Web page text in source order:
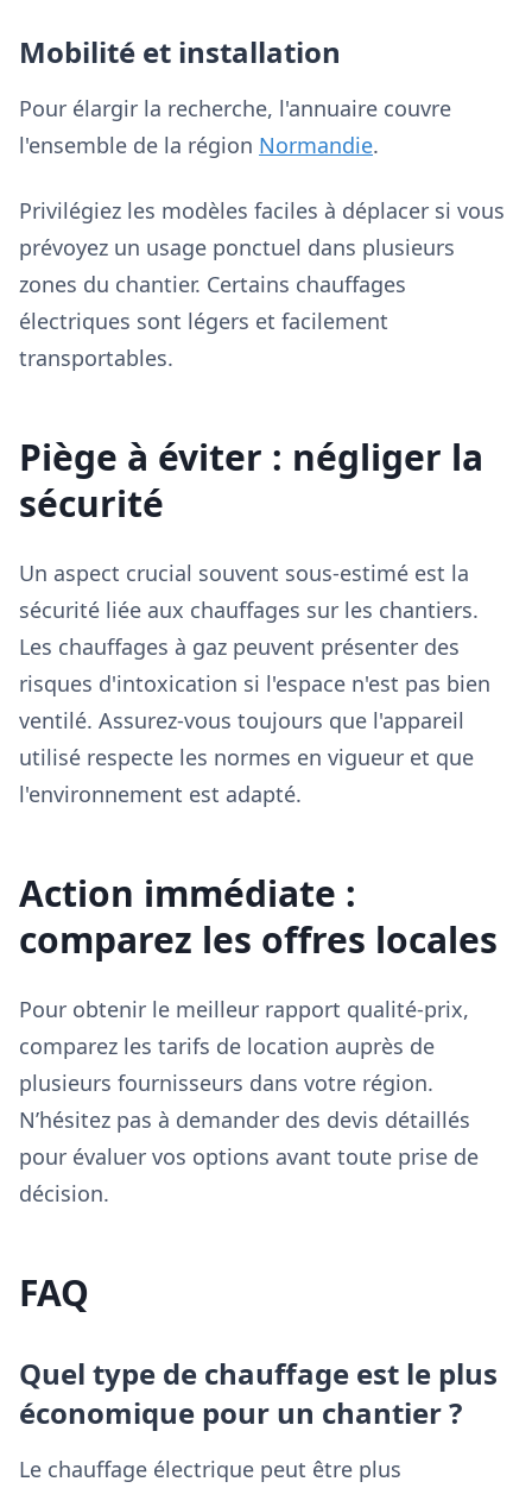
Mobilité et installation
Pour élargir la recherche, l'annuaire couvre
l'ensemble de la région Normandie.
Privilégiez les modèles faciles à déplacer si vous
prévoyez un usage ponctuel dans plusieurs
zones du chantier. Certains chauffages
électriques sont légers et facilement
transportables.
Piège à éviter : négliger la
sécurité
Un aspect crucial souvent sous-estimé est la
sécurité liée aux chauffages sur les chantiers.
Les chauffages à gaz peuvent présenter des
risques d'intoxication si l'espace n'est pas bien
ventilé. Assurez-vous toujours que l'appareil
utilisé respecte les normes en vigueur et que
l'environnement est adapté.
Action immédiate :
comparez les offres locales
Pour obtenir le meilleur rapport qualité-prix,
comparez les tarifs de location auprès de
plusieurs fournisseurs dans votre région.
N’hésitez pas à demander des devis détaillés
pour évaluer vos options avant toute prise de
décision.
FAQ
Quel type de chauffage est le plus
économique pour un chantier ?
Le chauffage électrique peut être plus